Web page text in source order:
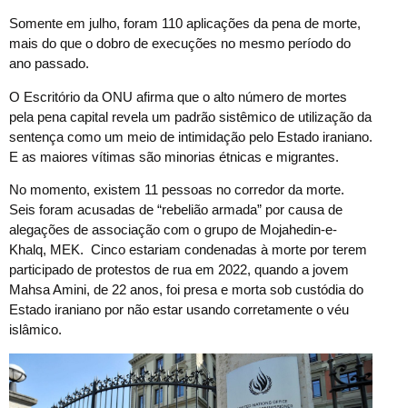
Somente em julho, foram 110 aplicações da pena de morte,
mais do que o dobro de execuções no mesmo período do
ano passado.
O Escritório da ONU afirma que o alto número de mortes
pela pena capital revela um padrão sistêmico de utilização da
sentença como um meio de intimidação pelo Estado iraniano.
E as maiores vítimas são minorias étnicas e migrantes.
No momento, existem 11 pessoas no corredor da morte.
Seis foram acusadas de “rebelião armada” por causa de
alegações de associação com o grupo de Mojahedin-e-
Khalq, MEK. Cinco estariam condenadas à morte por terem
participado de protestos de rua em 2022, quando a jovem
Mahsa Amini, de 22 anos, foi presa e morta sob custódia do
Estado iraniano por não estar usando corretamente o véu
islâmico.